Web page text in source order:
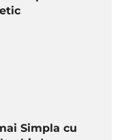
Simpla cu